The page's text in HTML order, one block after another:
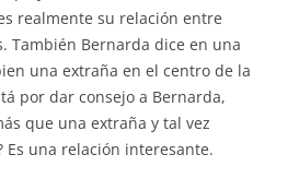
realmente su relación entre
También Bernarda dice en una
una extraña en el centro de la
por dar consejo a Bernarda,
que una extraña y tal vez
una relación interesante.